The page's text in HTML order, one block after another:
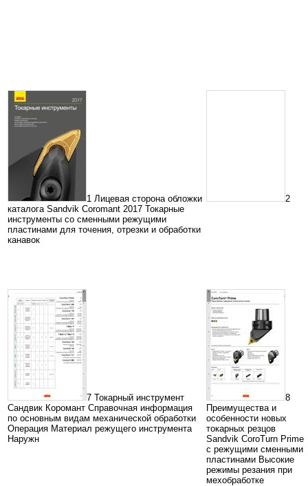
1 Лицевая сторона обложки
каталога Sandvik Coromant 2017 Токарные
инструменты со сменными режущими
пластинами для точения, отрезки и обработки
канавок
2
7 Токарный инструмент
Сандвик Коромант Справочная информация
по основным видам механической обработки
Операция Материал режущего инструмента
Наружн
8
Преимущества и
особенности новых
токарных резцов
Sandvik CoroTurn Prime
с режущими сменными
пластинами Высокие
режимы резания при
мехобработке